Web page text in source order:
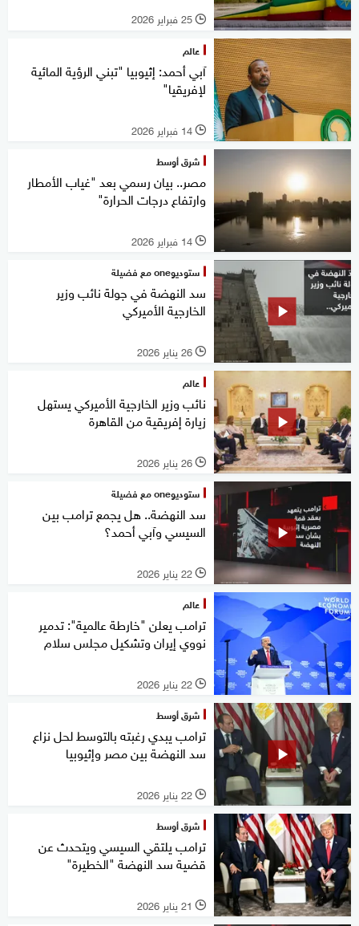
l 25 فبراير 2026
عالم
آبي أحمد: إثيوبيا "تبني الرؤية المائية
لإفريقيا"
l 14 فبراير 2026
شرق أوسط
مصر.. بيان رسمي بعد "غياب الأمطار
وارتفاع درجات الحرارة"
l 14 فبراير 2026
ستوديوone مع فضيلة
سد النهضة في جولة نائب وزير
الخارجية الأميركي
l 26 يناير 2026
عالم
نائب وزير الخارجية الأميركي يستهل
زيارة إفريقية من القاهرة
l 26 يناير 2026
ستوديوone مع فضيلة
سد النهضة.. هل يجمع ترامب بين
السيسي وآبي أحمد؟
l 22 يناير 2026
عالم
ترامب يعلن "خارطة عالمية": تدمير
نووي إيران وتشكيل مجلس سلام
l 22 يناير 2026
شرق أوسط
ترامب يبدي رغبته بالتوسط لحل نزاع
سد النهضة بين مصر وإثيوبيا
l 22 يناير 2026
شرق أوسط
ترامب يلتقي السيسي ويتحدث عن
قضية سد النهضة "الخطيرة"
l 21 يناير 2026